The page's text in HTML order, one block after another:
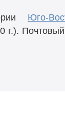
Юго-
г.).